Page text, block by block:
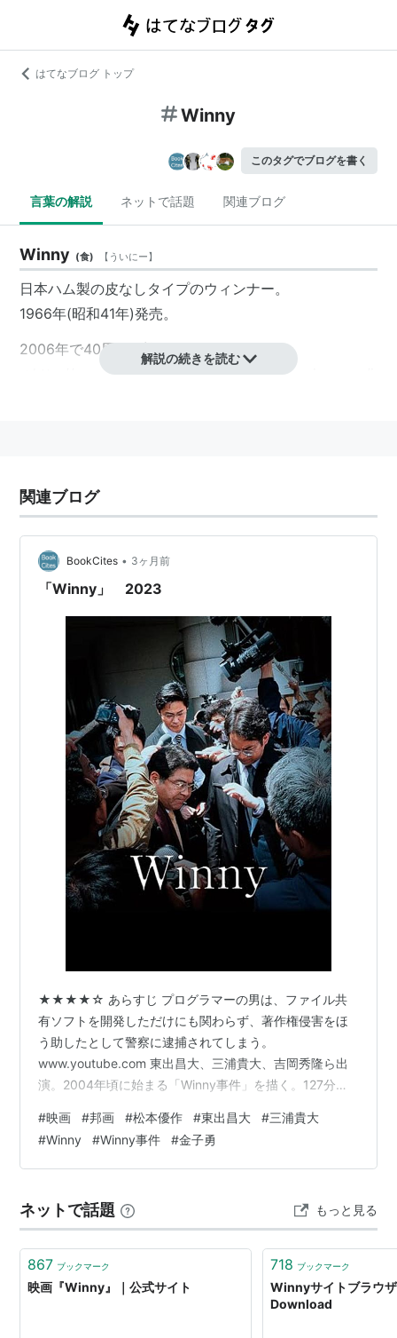
はてなブログ トップ
Winny
このタグでブログを書く
言葉の解説 ネットで話題 関連ブログ
Winny (食) 【 ういにー】
日本ハム製の皮なしタイプのウィンナー。
1966年(昭和41年)発売。
2006年で40周年を迎える。
http://www.nipponham.co.jp/winny/40anniversary/i
学院情報理工学系研究科助手の金子勇。
2002年5月6日にベータリリースされた。不特定多数の
PCユーザー間で音楽や映像のファイルを共有できる。
共有されるファイルは、サーバーを介さずに無数のパソ
などを参考にして新規に作られたファ
イル共有ソフトで、2ちゃんねるのダウンロード板
開発が行われていた。作者はその最初（本当は2番目）
のレス番号から「47氏」と呼ばれる。高速性と匿名性の
両立を目指して開発された。匿名BBSを実現するP2P
ーバントとしても動作する。 WinnyアンテナとWinnyア
ンテナ＠WinMXアンテナ がある。
違法性を巡って、開発者である金子が2004年に著作権
侵害行為ほう助の容疑で逮捕された。ファイル交換ソフ
トの開発者が逮捕されるのは世界的にも稀で、動向に注
Winny公開後の動き（違法性を巡って、無罪が確
定するまで）
2003/11/27 初の逮捕者が2名。「47氏」も家宅捜
索を受ける。公式サイトは閉鎖。
2004/05/10 Winnyの開発者である「47氏」も逮捕
よって起訴される。
2004/06/01 保釈請求が1日、京都地裁に認められ
た。京都地検はこれに準抗告したが棄却された。保
る。なお保釈金は、有志からの寄付（義援金）が使
2004/09/01 第1回公判が京都地裁で開かれる。
2006/12/13 京都地裁が著作権法違反幇助（ほうじ
ょ）の罪で罰金150万円（求刑・懲役1年）の有罪判
解説の続きを読む
関連ブログ
BookCites • 3ヶ月前
「Winny」 2023
★★★★☆ あらすじ プログラマーの男は、ファイル共
有ソフトを開発しただけにも関わらず、著作権侵害をほ
う助したとして警察に逮捕されてしまう。
www.youtube.com 東出昌大、三浦貴大、吉岡秀隆ら出
演。2004年頃に始まる「Winny事件」を描く。127分。
捕されてしまった主人公が、弁護団と共に裁判で争う。
冒頭は主人公が任意同行を求められ、警察とやりとりを
する中で逮捕されることになるまでの様子が描かれる。
よく分からないままに弁護団と会うシーンとなるのだ
が、これがなか…
#映画 #邦画 #松本優作 #東出昌大 #三浦貴大
#Winny #Winny事件 #金子勇
ネットで話題 もっと見る
867 ブックマーク
映画『Winny』｜公式サイト
718 ブックマーク
Winnyサイトブラウ
Download